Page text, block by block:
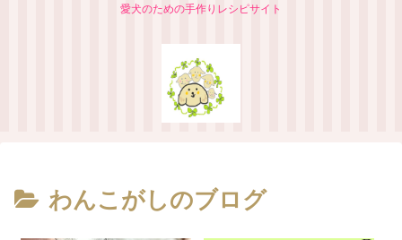
愛犬のための手作りレシピサイト
わんこがしのブログ